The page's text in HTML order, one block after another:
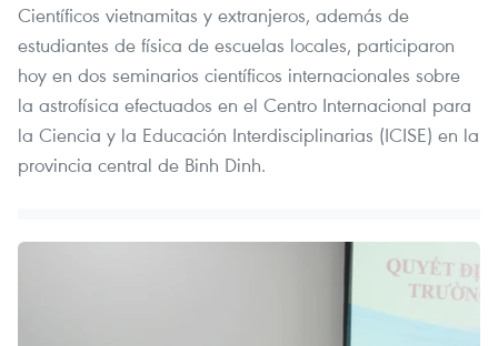
Científicos vietnamitas y extranjeros, además de
estudiantes de física de escuelas locales, participaron
hoy en dos seminarios científicos internacionales sobre
la astrofísica efectuados en el Centro Internacional para
la Ciencia y la Educación Interdisciplinarias (ICISE) en la
provincia central de Binh Dinh.